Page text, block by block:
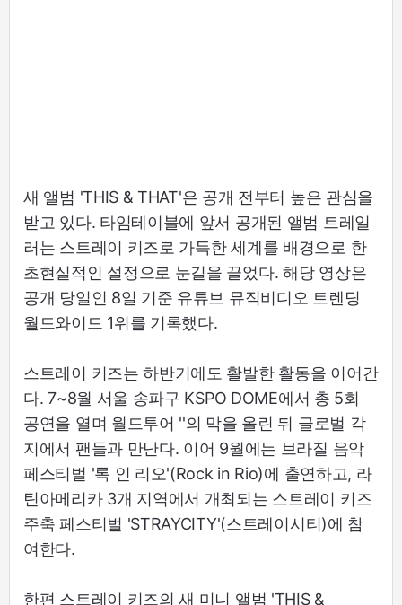
새 앨범 'THIS & THAT'은 공개 전부터 높은 관심을
받고 있다. 타임테이블에 앞서 공개된 앨범 트레일
러는 스트레이 키즈로 가득한 세계를 배경으로 한
초현실적인 설정으로 눈길을 끌었다. 해당 영상은
공개 당일인 8일 기준 유튜브 뮤직비디오 트렌딩
월드와이드 1위를 기록했다.
스트레이 키즈는 하반기에도 활발한 활동을 이어간
다. 7~8월 서울 송파구 KSPO DOME에서 총 5회
공연을 열며 월드투어 ''의 막을 올린 뒤 글로벌 각
지에서 팬들과 만난다. 이어 9월에는 브라질 음악
페스티벌 '록 인 리오'(Rock in Rio)에 출연하고, 라
틴아메리카 3개 지역에서 개최되는 스트레이 키즈
주축 페스티벌 'STRAYCITY'(스트레이시티)에 참
여한다.
한편 스트레이 키즈의 새 미니 앨범 'THIS &